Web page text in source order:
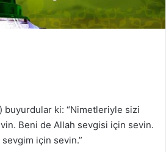
buyurdular ki: “Nimetleriyle sizi
Beni de Allah sevgisi için sevin.
için sevin.”